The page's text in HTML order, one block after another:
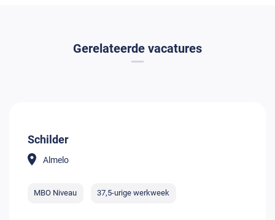
Gerelateerde vacatures
Schilder
Almelo
MBO Niveau 37,5-urige werkweek